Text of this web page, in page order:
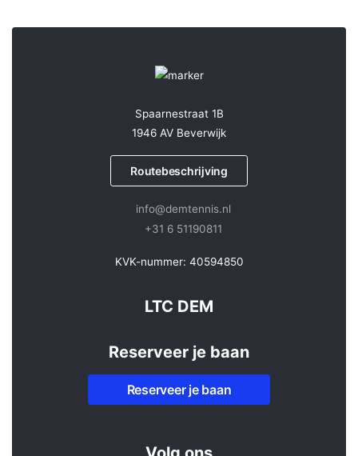
Spaarnestraat 1B
1946 AV Beverwijk
Routebeschrijving
info@demtennis.nl
+31 6 51190811
KVK-nummer: 40594850
LTC DEM
Reserveer je baan
Reserveer je baan